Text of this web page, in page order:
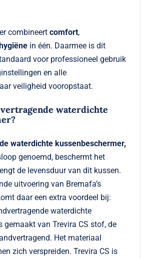
combineertcomfort,
in één. Daarmee is dit
voor professioneel gebruik
en alle
veiligheid vooropstaat.
waterdichte
waterdichte kussenbeschermer,
genoemd, beschermt het
de levensduur van dit kussen.
uitvoering van Bremafa’s
daar een extra voordeel bij:
waterdichte
gemaakt van Trevira CS stof, de
Het materiaal
zich verspreiden. Trevira CS is